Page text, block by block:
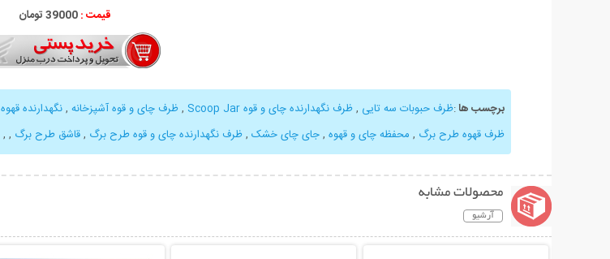
قیمت :39000 تومان
برچسب ها:ظرف حبوبات سه تایی ,ظرف نگهدارنده چای و قوه Scoop Jar ,ظرف چای و قوه آشپزخانه ,نگهدارنده قهوه
ظرف قهوه طرح برگ , محفظه چای و قهوه ,جای چای خشک ,ظرف نگهدارنده چای و قوه طرح برگ ,قاشق طرح برگ ,
,
محصولات مشابه
آرشیو